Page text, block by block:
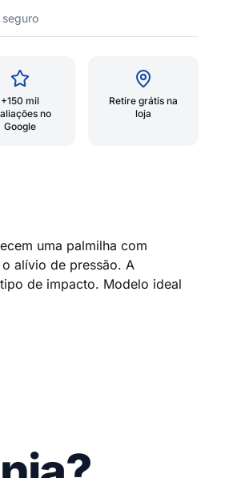
+150 mil
no
Google
Retire grátis na
loja
uma palmilha com
alívio de pressão. A
de impacto. Modelo ideal